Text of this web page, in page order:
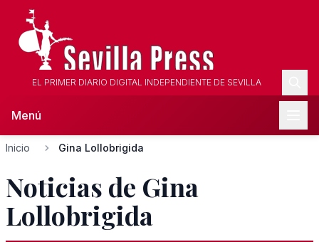
EL PRIMER DIARIO DIGITAL INDEPENDIENTE DE SEVILLA
Menú
Inicio Gina Lollobrigida
Noticias de Gina
Lollobrigida